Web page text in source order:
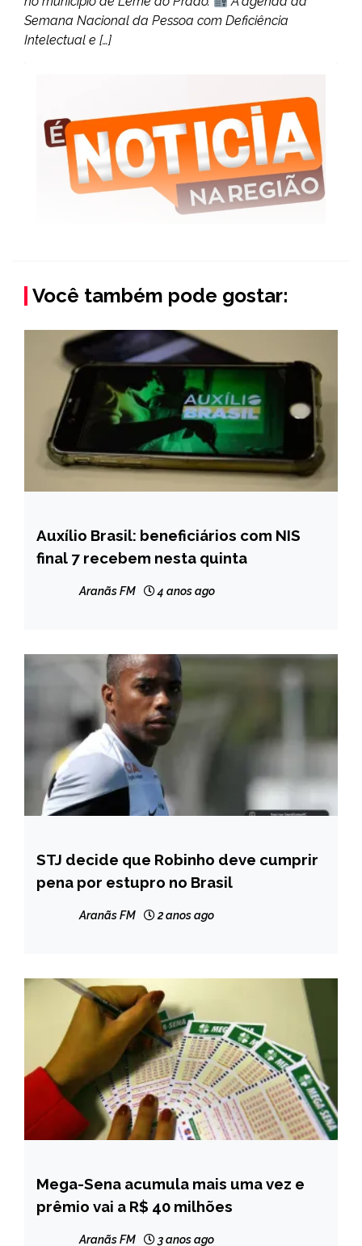
Semana Nacional da Pessoa com Deficiência
Intelectual e […]
Você também pode gostar:
BRASIL
NOTÍCIAS
Auxílio Brasil: beneficiários com NIS
final 7 recebem nesta quinta
Aranãs FM 4 anos ago
BRASIL
INTERNACIONAL
NOTÍCIAS
STJ decide que Robinho deve cumprir
pena por estupro no Brasil
Aranãs FM 2 anos ago
BRASIL
NOTÍCIAS
Mega-Sena acumula mais uma vez e
prêmio vai a R$ 40 milhões
Aranãs FM 3 anos ago